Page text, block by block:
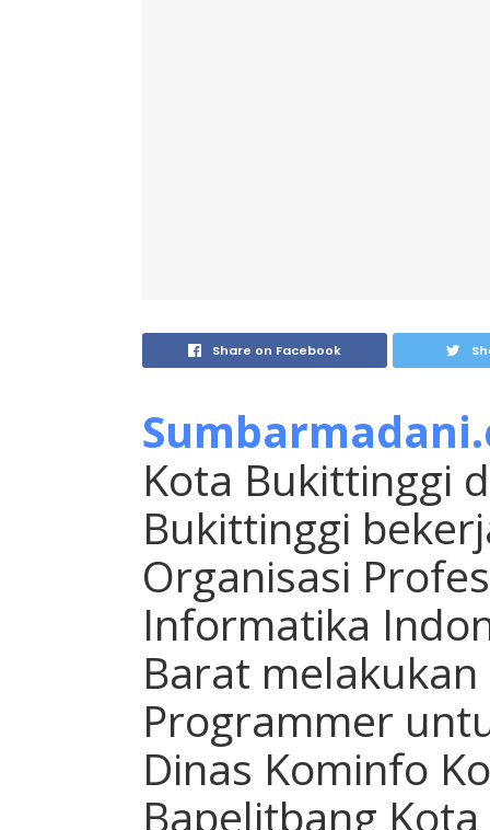
Share on Facebook
Kota Bukittinggi
Bukittinggi
Organisasi
Informatika
Barat
Programmer
Dinas Kominfo
Bapelitbang